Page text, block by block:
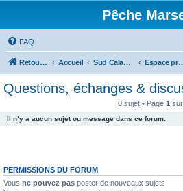
Pêche
FAQ
Retour au site Accueil Sud Calanques Espace
Questions, échanges &
0 sujet • Page 1 sur
Il n’y a aucun sujet ou message dans ce forum.
PERMISSIONS DU FORUM
Vous ne pouvez pas poster de nouveaux sujets